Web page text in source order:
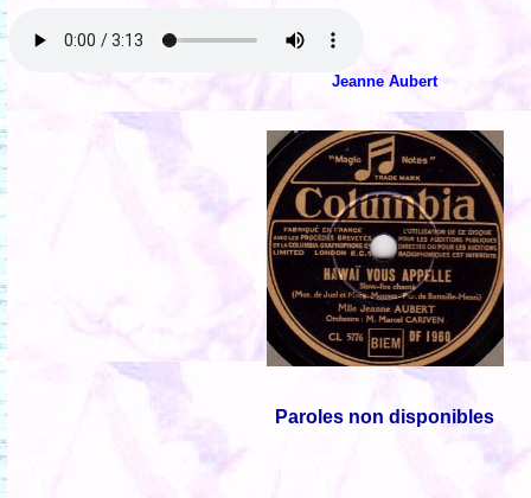
Jeanne Aubert
Paroles non disponibles